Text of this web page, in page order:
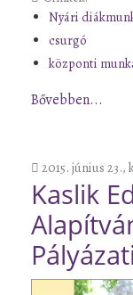
Nyári
csurgó
központi
Bővebben...
2015. június 23.,
Kaslik